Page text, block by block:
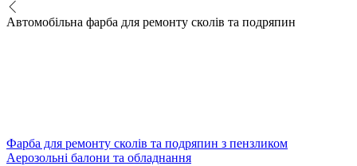
Автомобільна фарба для ремонту сколів та подряпин
Фарба для ремонту сколів та подряпин з пензликом
Аерозольні балони та обладнання